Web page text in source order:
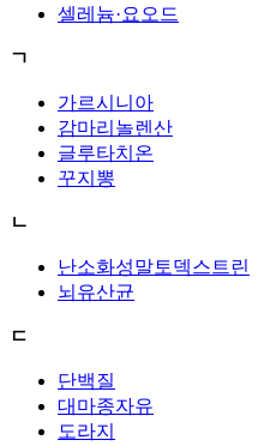
셀레늄·요오드
ㄱ
가르시니아
감마리놀렌산
글루타치온
꾸지뽕
ㄴ
난소화성말토덱스트린
뇌유산균
ㄷ
단백질
대마종자유
도라지